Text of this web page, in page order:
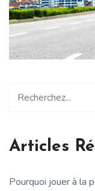
Articles
Pourquoi jouer à la